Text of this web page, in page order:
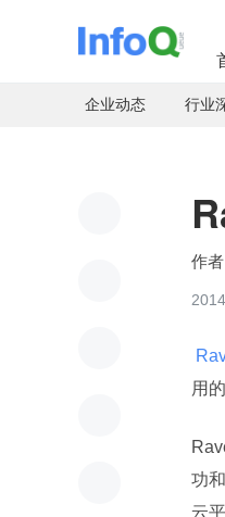
企业动态 行业
用
功和
云平